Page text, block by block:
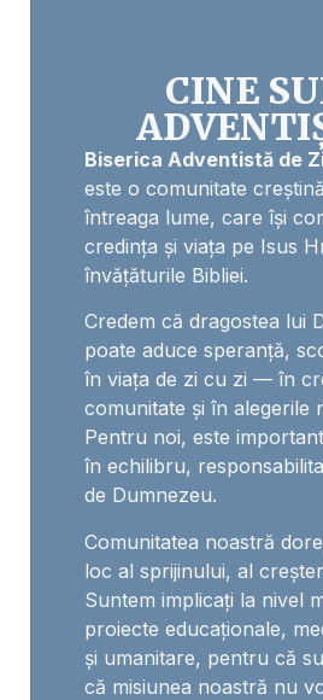
CINE
Biserica Adventistă de
este o comunitate
întreaga lume, care își
credința și viața pe Isus
învățăturile Bibliei.
Credem că dragostea lui
poate aduce speranță,
în viața de zi cu zi — în
comunitate și în alegerile
Pentru noi, este
în echilibru,
de Dumnezeu.
Comunitatea noastră
loc al sprijinului, al
Suntem implicați la nivel
proiecte educaționale,
și umanitare, pentru că
că misiunea noastră nu